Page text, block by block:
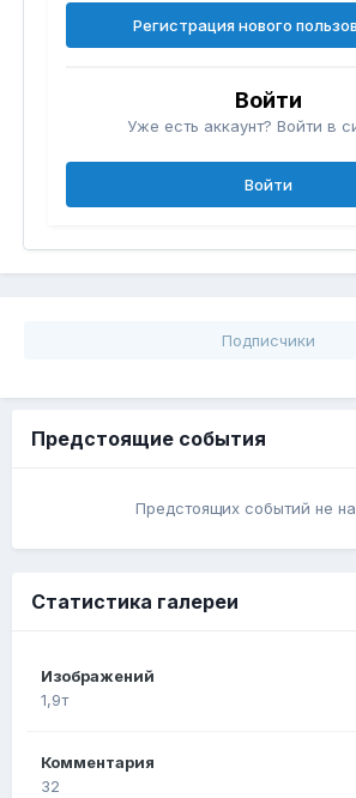
Регистрация нового
Войти
Уже есть аккаунт? Войти в
Войти
Подписчики
Предстоящие события
Предстоящих событий не
Статистика галереи
Изображений
1,9т
Комментария
32